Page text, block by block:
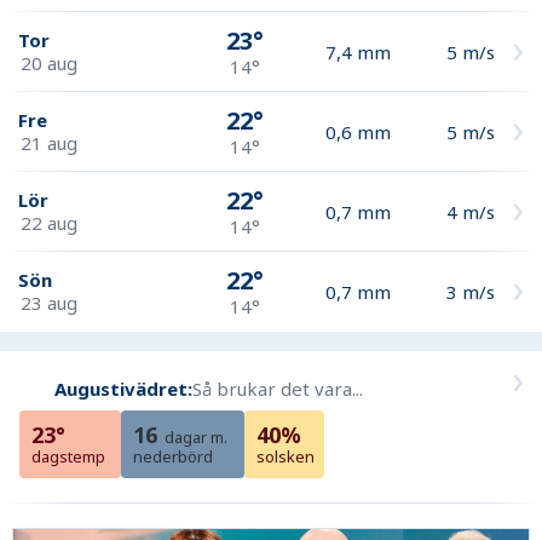
Tor
20 aug
23°
14°
7,4 mm 5 m/s
Fre
21 aug
22°
14°
0,6 mm 5 m/s
Lör
22 aug
22°
14°
0,7 mm 4 m/s
Sön
23 aug
22°
14°
0,7 mm 3 m/s
Augustivädret:Så brukar det vara...
23°
dagstemp
16 dagar m.
nederbörd
40%
solsken